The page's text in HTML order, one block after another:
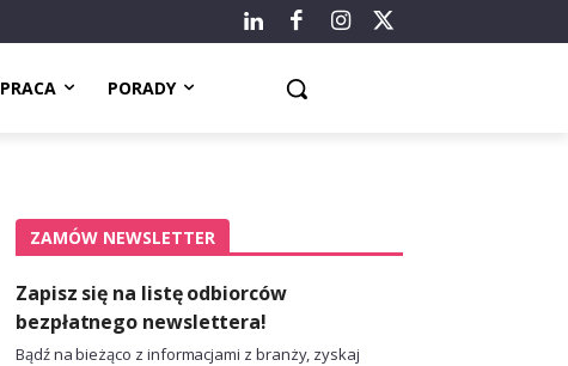
PRACA PORADY
ZAMÓW NEWSLETTER
Zapisz się na listę odbiorców
bezpłatnego newslettera!
Bądź na bieżąco z informacjami z branży, zyskaj